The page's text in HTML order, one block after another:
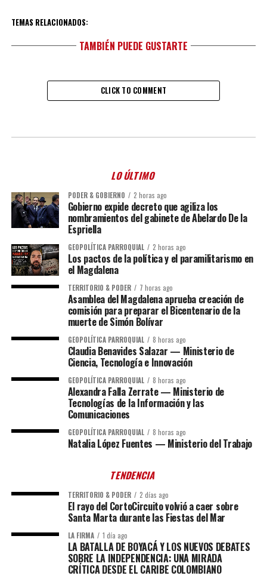
TEMAS RELACIONADOS:
TAMBIÉN PUEDE GUSTARTE
CLICK TO COMMENT
LO ÚLTIMO
PODER & GOBIERNO 2 horas ago
Gobierno expide decreto que agiliza los
nombramientos del gabinete de Abelardo De la
Espriella
GEOPOLÍTICA PARROQUIAL 2 horas ago
Los pactos de la política y el paramilitarismo en
el Magdalena
TERRITORIO & PODER 7 horas ago
Asamblea del Magdalena aprueba creación de
comisión para preparar el Bicentenario de la
muerte de Simón Bolívar
GEOPOLÍTICA PARROQUIAL 8 horas ago
Claudia Benavides Salazar — Ministerio de
Ciencia, Tecnología e Innovación
GEOPOLÍTICA PARROQUIAL 8 horas ago
Alexandra Falla Zerrate — Ministerio de
Tecnologías de la Información y las
Comunicaciones
GEOPOLÍTICA PARROQUIAL 8 horas ago
Natalia López Fuentes — Ministerio del Trabajo
TENDENCIA
TERRITORIO & PODER 2 días ago
El rayo del CortoCircuito volvió a caer sobre
Santa Marta durante las Fiestas del Mar
LA FIRMA 1 día ago
LA BATALLA DE BOYACÁ Y LOS NUEVOS DEBATES
SOBRE LA INDEPENDENCIA: UNA MIRADA
CRÍTICA DESDE EL CARIBE COLOMBIANO